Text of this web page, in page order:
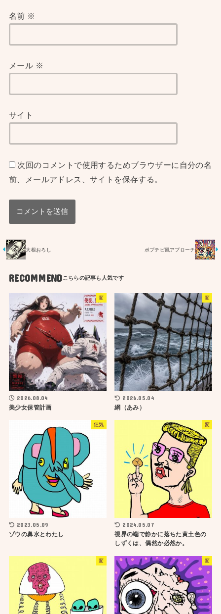
名前 ※
メール ※
サイト
次回のコメントで使用するためブラウザーに自分の名
前、メールアドレス、サイトを保存する。
大根おろし ポプテピ風アプローチ
RECOMMEND
変
2026.08.04
美少女保管計画
変
2026.05.04
網（あみ）
狂気
2023.05.09
ゾウの鼻水とわたし
変
2024.05.07
視界の端で静かに落ちた黄土色の
しずくは、偶然か必然か。
変 変